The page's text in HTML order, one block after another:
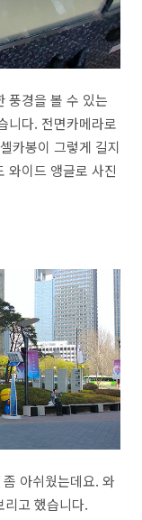
풍경을 볼 수 있는
니다. 전면카메라로
카봉이 그렇게 길지
와이드 앵글로 사진
아쉬웠는데요. 와
리고 했습니다.